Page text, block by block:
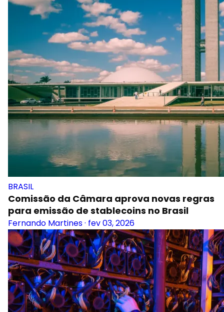
BRASIL
Comissão da Câmara aprova novas regras
para emissão de stablecoins no Brasil
Fernando Martines· fev 03, 2026